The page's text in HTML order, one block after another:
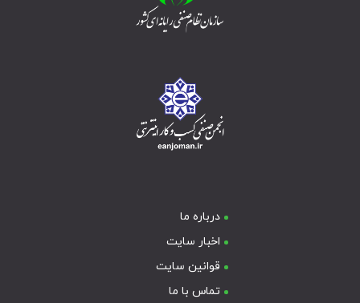
درباره ما
اخبار سایت
قوانین سایت
تماس با ما